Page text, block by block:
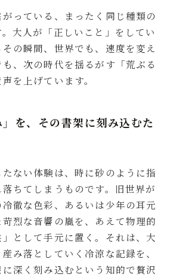
っている、まったく同じ種類の
大人が「正しいこと」をしてい
の瞬間、世界でも、速度を変え
、次の時代を揺るがす「荒ぶる
を上げています。
を、その書架に刻み込むた
ない体験は、時に砂のように指
ちてしまうものです。旧世界が
徹な色彩、あるいは少年の耳元
烈な音響の嵐を、あえて物理的
として手元に置く。それは、大
み落としていく冷涼な記録を、
深く刻み込むという知的で贅沢